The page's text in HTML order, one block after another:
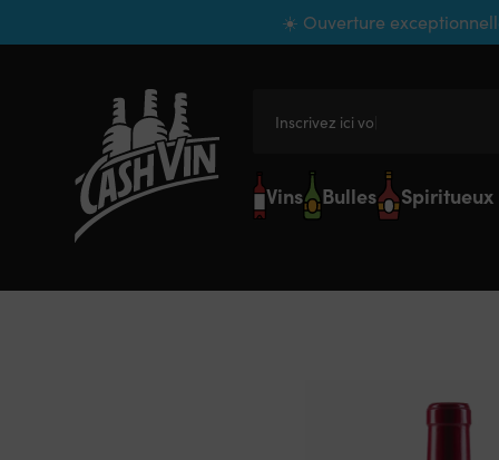
☀️ Ouverture
Inscrivez ici votre
Vins Bulles Spiritueux